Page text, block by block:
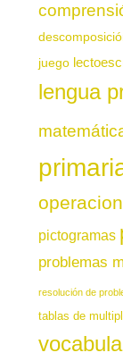
juego
lengua
pictogramas
problemas
resolución de
tablas de